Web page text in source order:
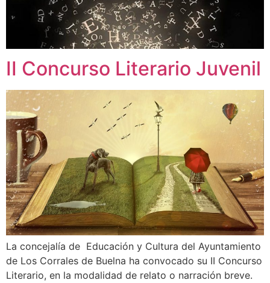
II Concurso Literario Juvenil
La concejalía de Educación y Cultura del Ayuntamiento
de Los Corrales de Buelna ha convocado su II Concurso
Literario, en la modalidad de relato o narración breve.